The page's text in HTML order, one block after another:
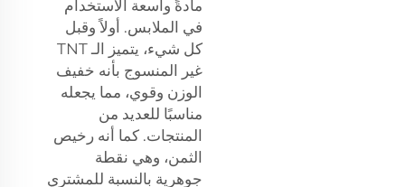
مادةً واسعة الاستخدام
في الملابس. أولاً وقبل
كل شيء، يتميز الـ TNT
غير المنسوج بأنه خفيف
الوزن وقوي، مما يجعله
مناسبًا للعديد من
المنتجات. كما أنه رخيص
الثمن، وهي نقطة
جوهرية بالنسبة للمشتري